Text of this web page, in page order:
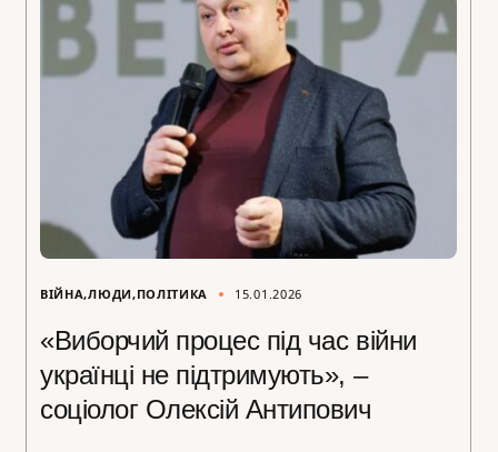
ВІЙНА ЛЮДИ ПОЛІТИКА 15.01.2026
«Виборчий процес під час війни
українці не підтримують», –
соціолог Олексій Антипович